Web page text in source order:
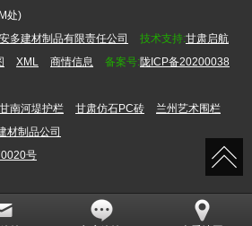
处)
多建材制品有限责任公司 技术支持:甘肃启航
XML 商情信息 备案号:陇ICP备20200038
甘南河堤护栏 甘肃仿石PC砖
兰州艺术围栏
材制品公司
号